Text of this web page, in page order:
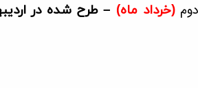
(خرداد ماه) – طرح شده در